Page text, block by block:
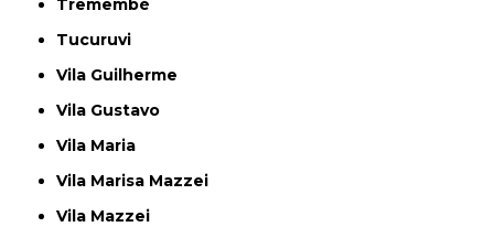
Tremembé
Tucuruvi
Vila Guilherme
Vila Gustavo
Vila Maria
Vila Marisa Mazzei
Vila Mazzei